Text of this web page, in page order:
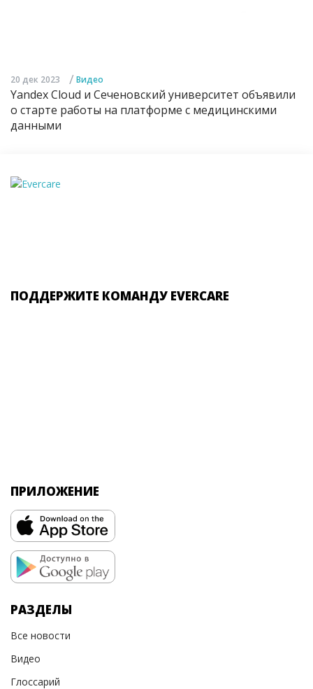
20 дек 2023 / Видео
Yandex Cloud и Сеченовский университет объявили
о старте работы на платформе с медицинскими
данными
ПОДДЕРЖИТЕ КОМАНДУ EVERCARE
ПРИЛОЖЕНИЕ
РАЗДЕЛЫ
Все новости
Видео
Глоссарий